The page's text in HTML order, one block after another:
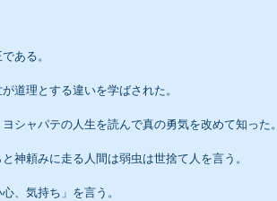
ある。
道理とする違いを学ばされた。
シャパテの人生を読んで真の勇気を改めて知った。
神頼みに走る人間は弱虫は世捨て人を言う。
、気持ち」を言う。